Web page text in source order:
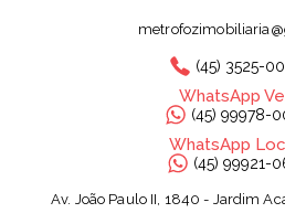
(45) 3525-
WhatsApp
(45) 99978-
WhatsApp
(45) 99921-
Av. João Paulo II, 1840 - Jardim